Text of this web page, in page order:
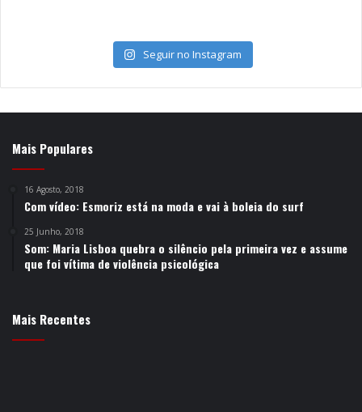
Seguir no Instagram
Mais Populares
16 Agosto, 2018
Com vídeo: Esmoriz está na moda e vai à boleia do surf
25 Junho, 2018
Som: Maria Lisboa quebra o silêncio pela primeira vez e assume
que foi vítima de violência psicológica
Mais Recentes